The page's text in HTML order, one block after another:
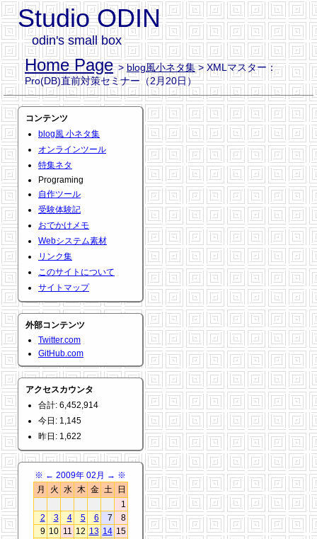
Studio ODIN
odin's small box
Home Page >blog風小ネタ集> XMLマスター：
Pro(DB)直前対策セミナー（2月20日）
コンテンツ
blog風 小ネタ集
オンラインツール
特集ネタ
Programing
自作ツール
受験体験記
おでかけメモ
Webシステム素材
リンク集
このサイトについて
サイトマップ
外部コンテンツ
Twitter.com
GitHub.com
アクセスカウンタ
合計: 6,452,914
今日: 1,145
昨日: 1,622
※ ← 2009年 02月 → ※
月
火 水 木 金 土
日
1
2
3 4 5 6 7
8
9 10 11 12 13 14 15